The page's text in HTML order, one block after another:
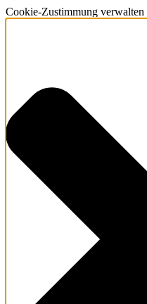
Cookie-Zustimmung verwalten